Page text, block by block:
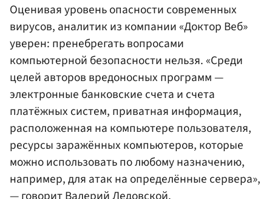
Оценивая уровень опасности современных
вирусов, аналитик из компании «Доктор Веб»
уверен: пренебрегать вопросами
компьютерной безопасности нельзя. «Среди
целей авторов вредоносных программ —
электронные банковские счета и счета
платёжных систем, приватная информация,
расположенная на компьютере пользователя,
ресурсы заражённых компьютеров, которые
можно использовать по любому назначению,
например, для атак на определённые сервера»,